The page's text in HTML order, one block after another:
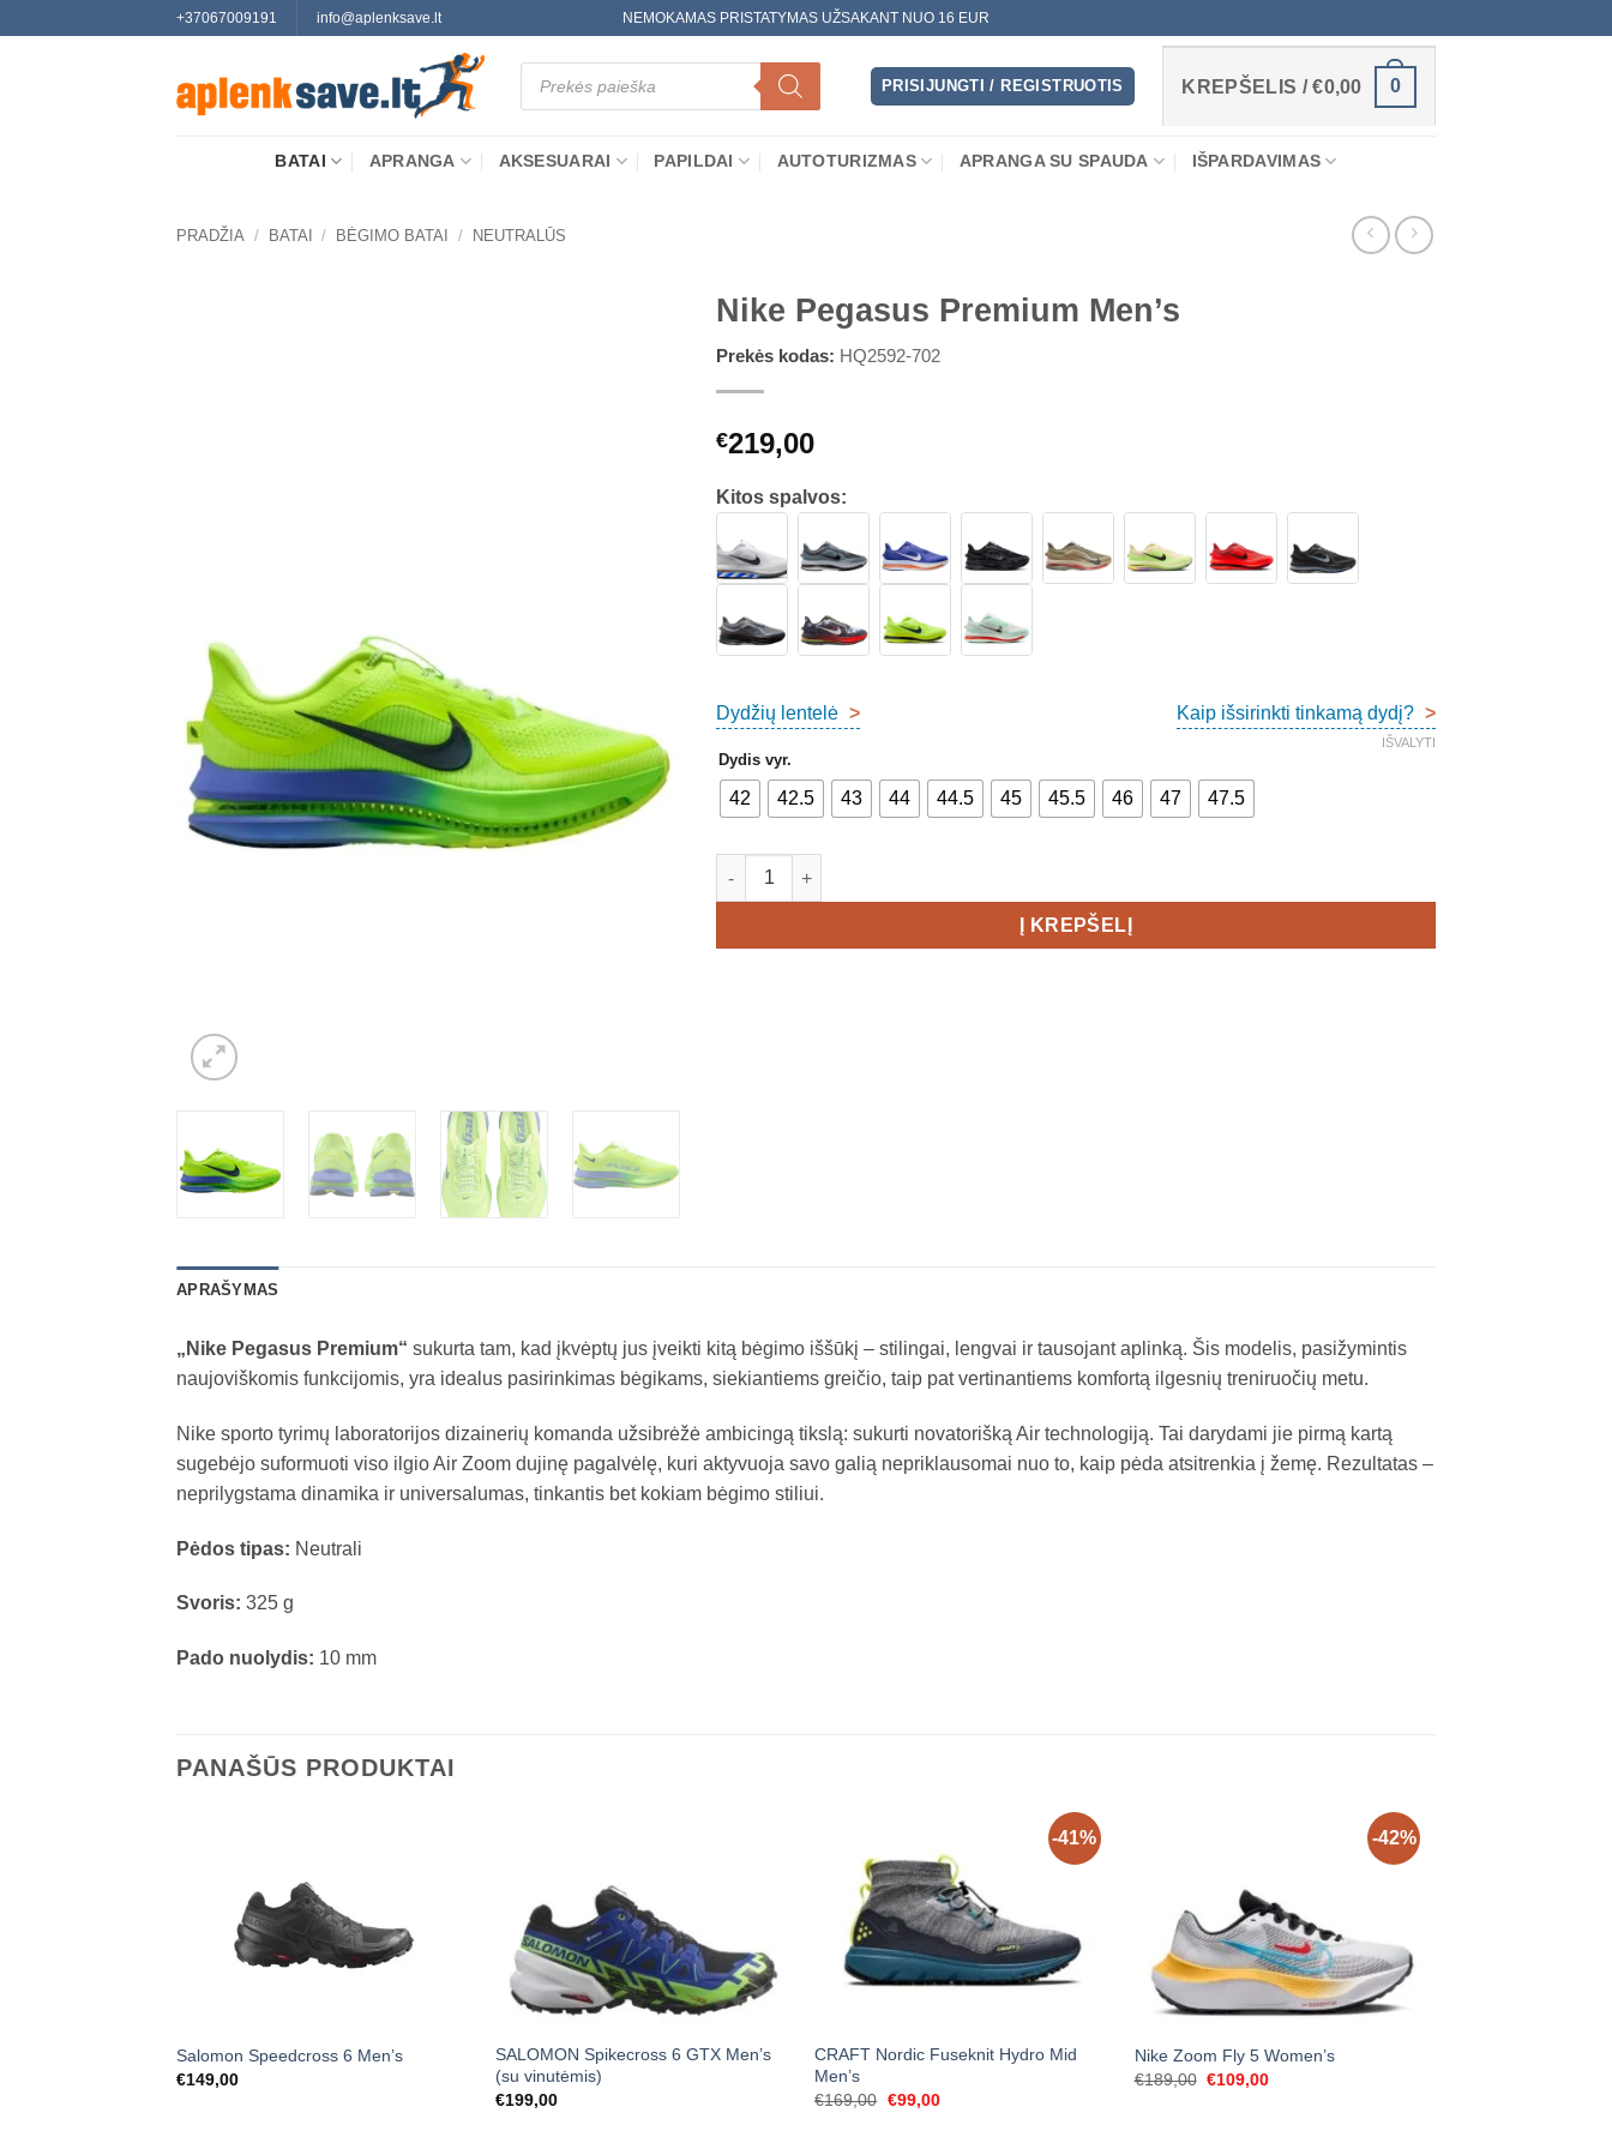
+37067009191 info@aplenksave.lt NEMOKAMAS PRISTATYMAS UŽSAKANT NUO 16 EUR
Products
search
PRISIJUNGTI / REGISTRUOTIS KREPŠELIS /€0,00 0
BATAI APRANGA AKSESUARAI PAPILDAI AUTOTURIZMAS APRANGA SU SPAUDA IŠPARDAVIMAS
PRADŽIA / BATAI / BĖGIMO BATAI / NEUTRALŪS
Nike Pegasus Premium Men’s
Prekės kodas: HQ2592-702
€219,00
Kitos spalvos:
Dydžių lentelė > Kaip išsirinkti tinkamą dydį? >
Dydis vyr.
42 42.5 43 44 44.5 45 45.5 46 47 47.5
IŠVALYTI
produkto kiekis: Nike Pegasus Premium Men's
Į KREPŠELĮ
APRAŠYMAS
„Nike Pegasus Premium“ sukurta tam, kad įkvėptų jus įveikti kitą bėgimo iššūkį – stilingai, lengvai ir tausojant aplinką. Šis modelis, pasižymintis
naujoviškomis funkcijomis, yra idealus pasirinkimas bėgikams, siekiantiems greičio, taip pat vertinantiems komfortą ilgesnių treniruočių metu.
Nike sporto tyrimų laboratorijos dizainerių komanda užsibrėžė ambicingą tikslą: sukurti novatorišką Air technologiją. Tai darydami jie pirmą kartą
sugebėjo suformuoti viso ilgio Air Zoom dujinę pagalvėlę, kuri aktyvuoja savo galią nepriklausomai nuo to, kaip pėda atsitrenkia į žemę. Rezultatas –
neprilygstama dinamika ir universalumas, tinkantis bet kokiam bėgimo stiliui.
Pėdos tipas: Neutrali
Svoris: 325 g
Pado nuolydis: 10 mm
PANAŠŪS PRODUKTAI
Salomon Speedcross 6 Men’s
€149,00
SALOMON Spikecross 6 GTX Men’s
(su vinutėmis)
€199,00
-41%
CRAFT Nordic Fuseknit Hydro Mid
Men’s
€169,00 Original
€99,00Current
-42%
Nike Zoom Fly 5 Women’s
€189,00 Original
€109,00Current